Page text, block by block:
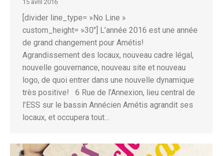
15 avril 2016
[divider line_type= »No Line »
custom_height= »30″] L’année 2016 est une année
de grand changement pour Amétis!
Agrandissement des locaux, nouveau cadre légal,
nouvelle gouvernance, nouveau site et nouveau
logo, de quoi entrer dans une nouvelle dynamique
très positive! 6 Rue de l’Annexion, lieu central de
l’ESS sur le bassin Annécien Amétis agrandit ses
locaux, et occupera tout…